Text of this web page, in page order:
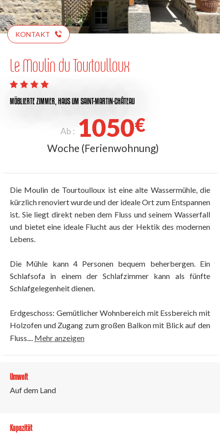
KONTAKT
Le Moulin du Tourtoulloux
MÖBLIERTE ZIMMER, HAUSUM SAINT-MARTIN-CHÂTEAU
Ab : 1050€
Woche (Ferienwohnung)
Die Moulin de Tourtoulloux ist eine alte Wassermühle, die
kürzlich renoviert wurde und der ideale Ort zum Entspannen
ist. Sie liegt direkt neben dem Fluss und seinem Wasserfall
und bietet eine ideale Flucht aus der Hektik des modernen
Lebens.
Die Mühle kann 4 Personen bequem beherbergen. Ein
Schlafsofa in einem der Schlafzimmer kann als fünfte
Schlafgelegenheit dienen.
Erdgeschoss: Gemütlicher Wohnbereich mit Essbereich mit
Holzofen und Zugang zum großen Balkon mit Blick auf den
Fluss.... Mehr anzeigen
Umwelt
Auf dem Land
Kapazität